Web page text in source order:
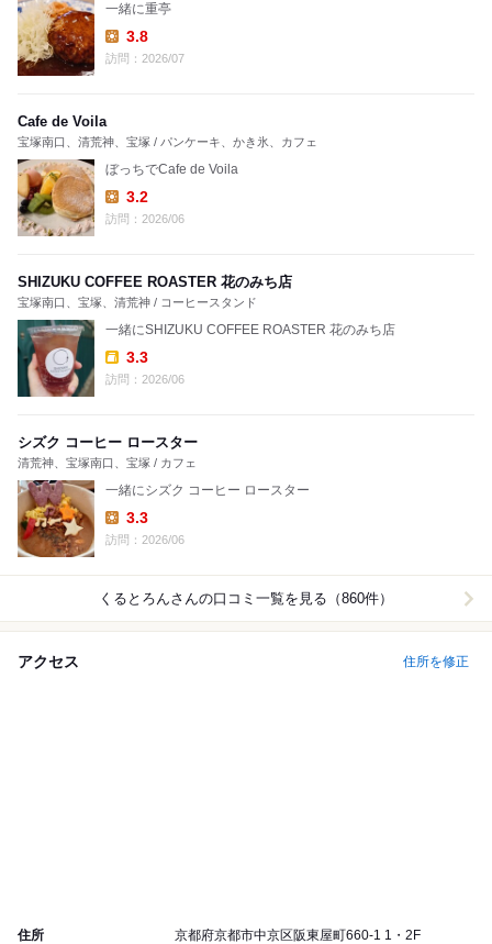
一緒に重亭
Lunch:
3.8
訪問：2026/07
Cafe de Voila
宝塚南口、清荒神、宝塚 / パンケーキ、かき氷、カフェ
ぼっちでCafe de Voila
Lunch:
3.2
訪問：2026/06
SHIZUKU COFFEE ROASTER 花のみち店
宝塚南口、宝塚、清荒神 / コーヒースタンド
一緒にSHIZUKU COFFEE ROASTER 花のみち店
Takeout:
3.3
訪問：2026/06
シズク コーヒー ロースター
清荒神、宝塚南口、宝塚 / カフェ
一緒にシズク コーヒー ロースター
Lunch:
3.3
訪問：2026/06
くるとろんさんの口コミ一覧を見る（860件）
アクセス 住所を修正
住所 京都府京都市中京区阪東屋町660-1 1・2F